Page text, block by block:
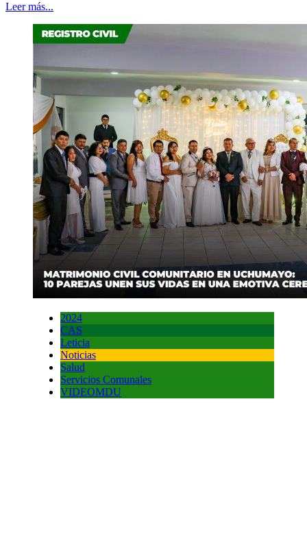
Leer más...
2024
CAS
Leticia
Noticias
Salud
Servicios Comunales
VIDEOMDU